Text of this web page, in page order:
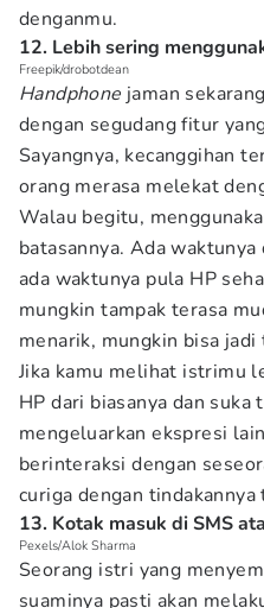
denganmu.
12. Lebih sering
Freepik/drobotdean
Handphone jaman
dengan segudang fitur
Sayangnya, kecanggihan
orang merasa melekat
Walau begitu,
batasannya. Ada
ada waktunya pula HP
mungkin tampak terasa
menarik, mungkin bisa
Jika kamu melihat istrimu
HP dari biasanya dan
mengeluarkan ekspresi
berinteraksi dengan
curiga dengan
13. Kotak masuk di SMS
Pexels/Alok Sharma
Seorang istri yang
suaminya pasti akan